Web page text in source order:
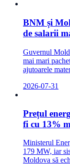
BNM și
de salarii
Guvernul
mai mari
ajutoarele
2026-07-31
Prețul
fi cu 13%
Ministerul
179 MW, iar
Moldova să